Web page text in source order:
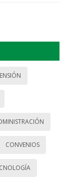
CONVENIOS